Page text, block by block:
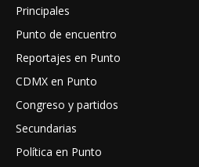
Principales
Punto de encuentro
Reportajes en Punto
CDMX en Punto
Congreso y partidos
Secundarias
Política en Punto